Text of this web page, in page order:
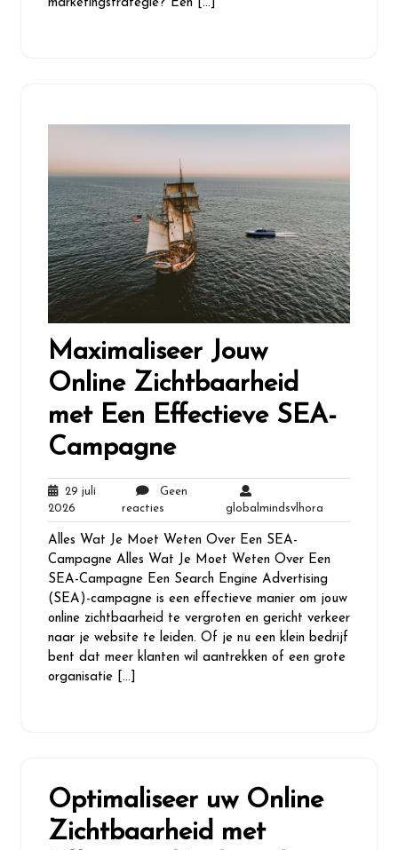
marketingstrategie? Een […]
Maximaliseer Jouw
Online Zichtbaarheid
met Een Effectieve SEA-
Campagne
29 juli
2026
juli
2026
Geen
reactiesGeen
reacties
globalmindsvlhora
Alles Wat Je Moet Weten Over Een SEA-
Campagne Alles Wat Je Moet Weten Over Een
SEA-Campagne Een Search Engine Advertising
(SEA)-campagne is een effectieve manier om jouw
online zichtbaarheid te vergroten en gericht verkeer
naar je website te leiden. Of je nu een klein bedrijf
bent dat meer klanten wil aantrekken of een grote
organisatie […]
Optimaliseer uw Online
Zichtbaarheid met